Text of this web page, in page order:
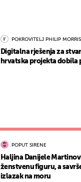
POKROVITELJ PHILIP
Digitalna rješenja za
hrvatska projekta dobila
POPUT SIRENE
Haljina Danijele
ženstvenu figuru, a
izlazak na moru